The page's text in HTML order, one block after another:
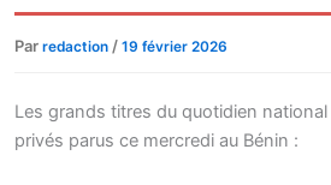
Par redaction / 19 février 2026
Les grands titres du quotidien national
privés parus ce mercredi au Bénin :